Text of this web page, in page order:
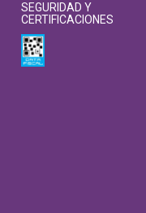
SEGURIDAD Y
CERTIFICACIONES